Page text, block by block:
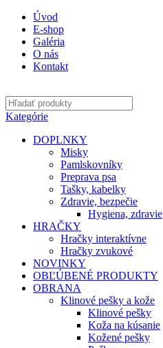
Úvod
E-shop
Galéria
O nás
Kontakt
Kategórie
DOPLNKY
Misky
Pamlskovníky
Preprava psa
Tašky, kabelky
Zdravie, bezpečie
Hygiena, zdravie
HRAČKY
Hračky interaktívne
Hračky zvukové
NOVINKY
OBĽÚBENÉ PRODUKTY
OBRANA
Klinové pešky a kože
Klinové pešky
Koža na kúsanie
Kožené pešky